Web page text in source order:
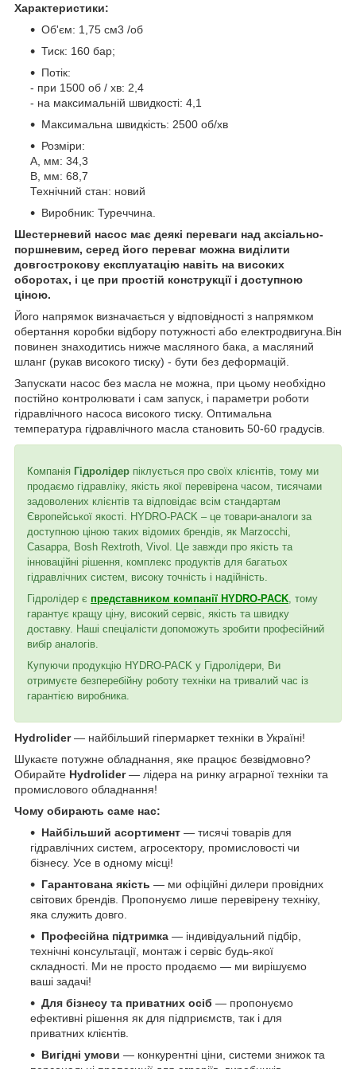
Характеристики:
Об'єм: 1,75 см3 /об
Тиск: 160 бар;
Потік:
- при 1500 об / хв: 2,4
- на максимальній швидкості: 4,1
Максимальна швидкість: 2500 об/хв
Розміри:
A, мм: 34,3
B, мм: 68,7
Технічний стан: новий
Виробник: Туреччина.
Шестерневий насос має деякі переваги над аксіально-
поршневим, серед його переваг можна виділити
довгострокову експлуатацію навіть на високих
оборотах, і це при простій конструкції і доступною
ціною.
Його напрямок визначається у відповідності з напрямком
обертання коробки відбору потужності або електродвигуна.Він
повинен знаходитись нижче масляного бака, а масляний
шланг (рукав високого тиску) - бути без деформацій.
Запускати насос без масла не можна, при цьому необхідно
постійно контролювати і сам запуск, і параметри роботи
гідравлічного насоса високого тиску. Оптимальна
температура гідравлічного масла становить 50-60 градусів.
Компанія Гідролідер піклується про своїх клієнтів, тому ми
продаємо гідравліку, якість якої перевірена часом, тисячами
задоволених клієнтів та відповідає всім стандартам
Європейської якості. HYDRO-PACK – це товари-аналоги за
доступною ціною таких відомих брендів, як Marzocchi,
Casappa, Bosh Rextroth, Vivol. Це завжди про якість та
інноваційні рішення, комплекс продуктів для багатьох
гідравлічних систем, високу точність і надійність.
Гідролідер є представником компанії HYDRO-PACK , тому
гарантує кращу ціну, високий сервіс, якість та швидку
доставку. Наші спеціалісти допоможуть зробити професійний
вибір аналогів.
Купуючи продукцію HYDRO-PACK у Гідролідери, Ви
отримуєте безперебійну роботу техніки на тривалий час із
гарантією виробника.
Hydrolider— найбільший гіпермаркет техніки в Україні!
Шукаєте потужне обладнання, яке працює безвідмовно?
Обирайте Hydrolider— лідера на ринку аграрної техніки та
промислового обладнання!
Чому обирають саме нас:
Найбільший асортимент — тисячі товарів для
гідравлічних систем, агросектору, промисловості чи
бізнесу. Усе в одному місці!
Гарантована якість — ми офіційні дилери провідних
світових брендів. Пропонуємо лише перевірену техніку,
яка служить довго.
Професійна підтримка — індивідуальний підбір,
технічні консультації, монтаж і сервіс будь-якої
складності. Ми не просто продаємо — ми вирішуємо
ваші задачі!
Для бізнесу та приватних осіб — пропонуємо
ефективні рішення як для підприємств, так і для
приватних клієнтів.
Вигідні умови — конкурентні ціни, системи знижок та